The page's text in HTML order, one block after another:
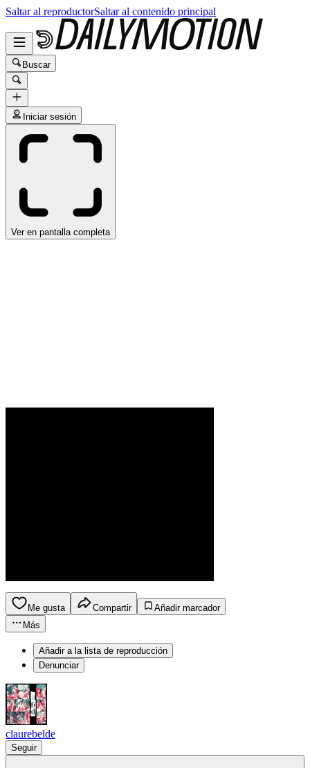
Saltar al reproductorSaltar al contenido principal
Buscar
Iniciar sesión
Ver en pantalla completa
Me gusta Compartir
Añadir marcador
Más
Añadir a la lista de reproducción
Denunciar
claurebelde
Seguir